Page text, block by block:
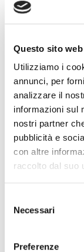
Questo sito
Utilizziamo i
annunci, per
analizzare il
informazioni sul
nostri partner
pubblicità e
con altre
raccolto dal suo
delNecessari
Preferenze